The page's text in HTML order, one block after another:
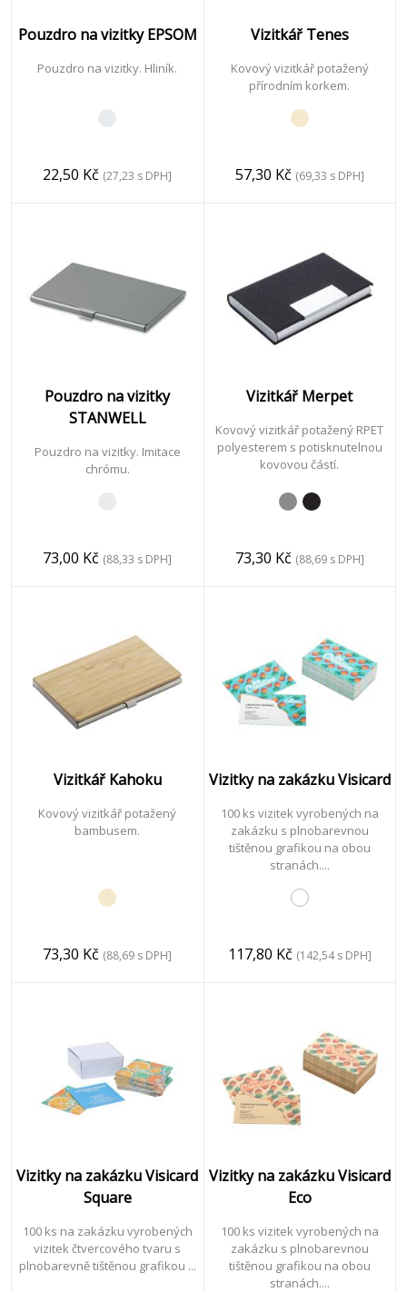
Vitalita
&
Děti
Klíče
Textil
Vánoce
předměty
systémy
Pouzdro na vizitky EPSOM
Pouzdro na vizitky. Hliník.
22,50 Kč (27,23 s DPH]
Vizitkář Tenes
Kovový vizitkář potažený
přírodním korkem.
57,30 Kč (69,33 s DPH]
Pouzdro na vizitky
STANWELL
Pouzdro na vizitky. Imitace
chrómu.
73,00 Kč (88,33 s DPH]
Vizitkář Merpet
Kovový vizitkář potažený RPET
polyesterem s potisknutelnou
kovovou částí.
73,30 Kč (88,69 s DPH]
Vizitkář Kahoku
Kovový vizitkář potažený
bambusem.
73,30 Kč (88,69 s DPH]
Vizitky na zakázku Visicard
100 ks vizitek vyrobených na
zakázku s plnobarevnou
tištěnou grafikou na obou
stranách....
117,80 Kč (142,54 s DPH]
Vizitky na zakázku Visicard
Square
100 ks na zakázku vyrobených
vizitek čtvercového tvaru s
plnobarevně tištěnou grafikou ...
Vizitky na zakázku Visicard
Eco
100 ks vizitek vyrobených na
zakázku s plnobarevnou
tištěnou grafikou na obou
stranách....